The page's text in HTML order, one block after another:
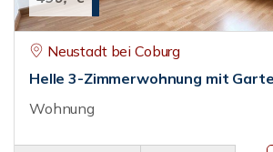
Neustadt bei Coburg
Helle 3-Zimmerwohnung mit
Wohnung